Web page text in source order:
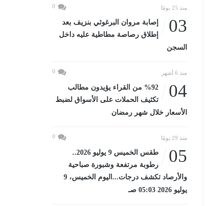
منذ 25 يومًا 0
03
إصابة مروان البرغوثي بنزيف بعد
إطلاق رصاصة مطاطية عليه داخل
السجن
منذ 6 أشهر 0
04
%92 من القراء يؤيدون مطالب
تكثيف الحملات على الأسواق لضبط
الأسعار خلال شهر رمضان
منذ 29 يومًا 0
05
طقس الخميس 9 يوليو 2026..
رطوبة مرتفعة وشبورة صباحية
والأرصاد تكشف درجات...اليوم الخميس، 9
يوليو 2026 05:03 صـ